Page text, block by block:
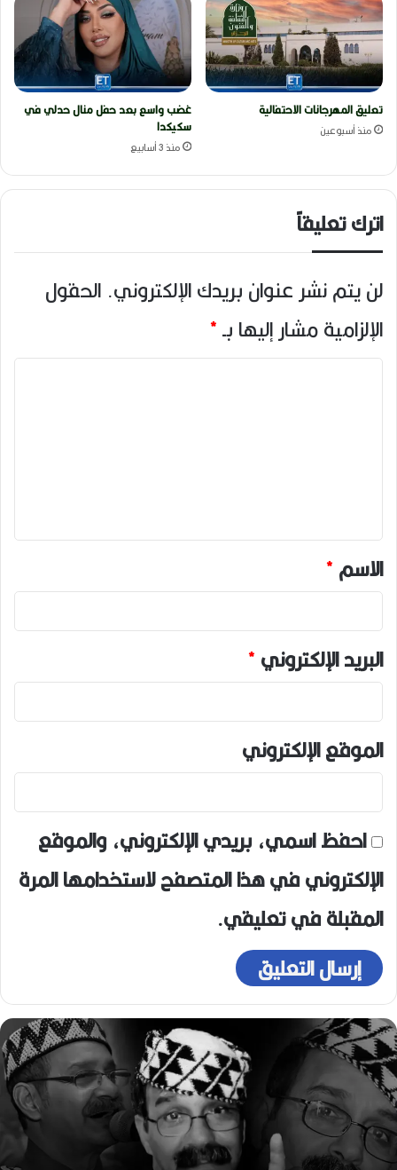
تعليق المهرجانات الاحتفالية
منذ أسبوعين
غضب واسع بعد حفل منال حدلي في
سكيكدا
منذ 3 أسابيع
اترك تعليقاً
لن يتم نشر عنوان بريدك الإلكتروني. الحقول
الإلزامية مشار إليها بـ*
ا
ق
*
الاسم*
البريد الإلكتروني*
الموقع الإلكتروني
احفظ اسمي، بريدي الإلكتروني، والموقع
الإلكتروني في هذا المتصفح لاستخدامها المرة
المقبلة في تعليقي.
ه
و
ا
ر
ي
ع
و
ي